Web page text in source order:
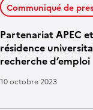
Partenariat APEC
résidence
recherche d’emploi
Communiqué de
10 octobre 2023